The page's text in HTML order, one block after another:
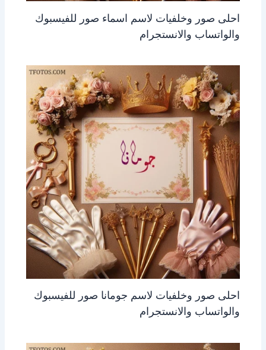
احلى صور وخلفيات لاسم اسماء صور للفيسبوك
والواتساب والانستجرام
احلى صور وخلفيات لاسم جومانا صور للفيسبوك
والواتساب والانستجرام